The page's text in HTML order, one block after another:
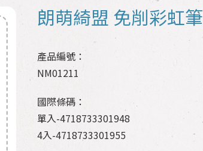
朗萌綺盟 免削彩虹筆
產品編號：
NM01211
國際條碼：
單入-4718733301948
4入-4718733301955